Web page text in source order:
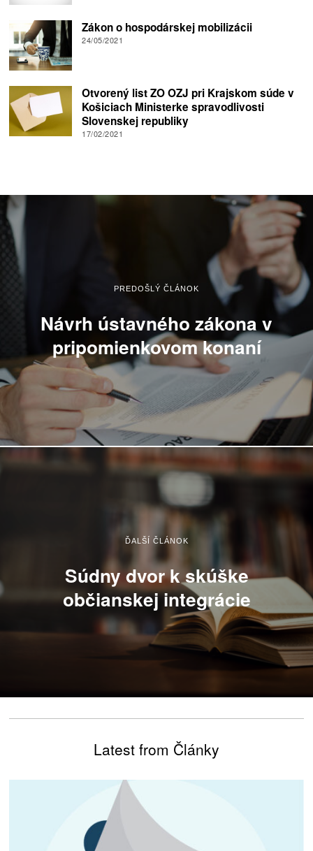
Zákon o hospodárskej mobilizácii
24/05/2021
Otvorený list ZO OZJ pri Krajskom súde v
Košiciach Ministerke spravodlivosti
Slovenskej republiky
17/02/2021
PREDOŠLÝ ČLÁNOK
Návrh ústavného zákona v
pripomienkovom konaní
ĎALŠÍ ČLÁNOK
Súdny dvor k skúške
občianskej integrácie
Latest from Články